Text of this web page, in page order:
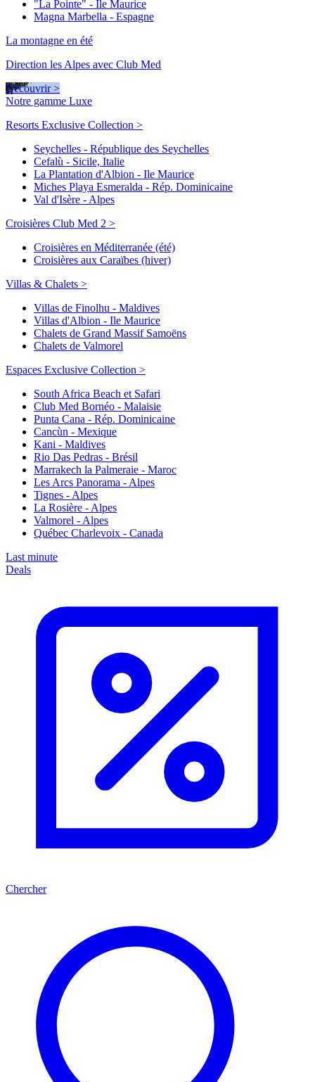
"La Pointe" - Ile Maurice
Magna Marbella - Espagne
La montagne en été
Direction les Alpes avec Club Med
Découvrir >
Notre gamme Luxe
Resorts Exclusive Collection >
Seychelles - République des Seychelles
Cefalù - Sicile, Italie
La Plantation d'Albion - Ile Maurice
Miches Playa Esmeralda - Rép. Dominicaine
Val d'Isère - Alpes
Croisières Club Med 2 >
Croisières en Méditerranée (été)
Croisières aux Caraïbes (hiver)
Villas & Chalets >
Villas de Finolhu - Maldives
Villas d'Albion - Ile Maurice
Chalets de Grand Massif Samoëns
Chalets de Valmorel
Espaces Exclusive Collection >
South Africa Beach et Safari
Club Med Bornéo - Malaisie
Punta Cana - Rép. Dominicaine
Cancùn - Mexique
Kani - Maldives
Rio Das Pedras - Brésil
Marrakech la Palmeraie - Maroc
Les Arcs Panorama - Alpes
Tignes - Alpes
La Rosière - Alpes
Valmorel - Alpes
Québec Charlevoix - Canada
Last minute
Deals
Chercher